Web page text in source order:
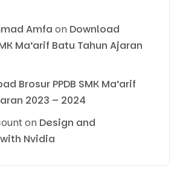
Amfa on Download
Ma’arif Batu Tahun Ajaran
Brosur PPDB SMK Ma’arif
2023 – 2024
on Design and
Nvidia